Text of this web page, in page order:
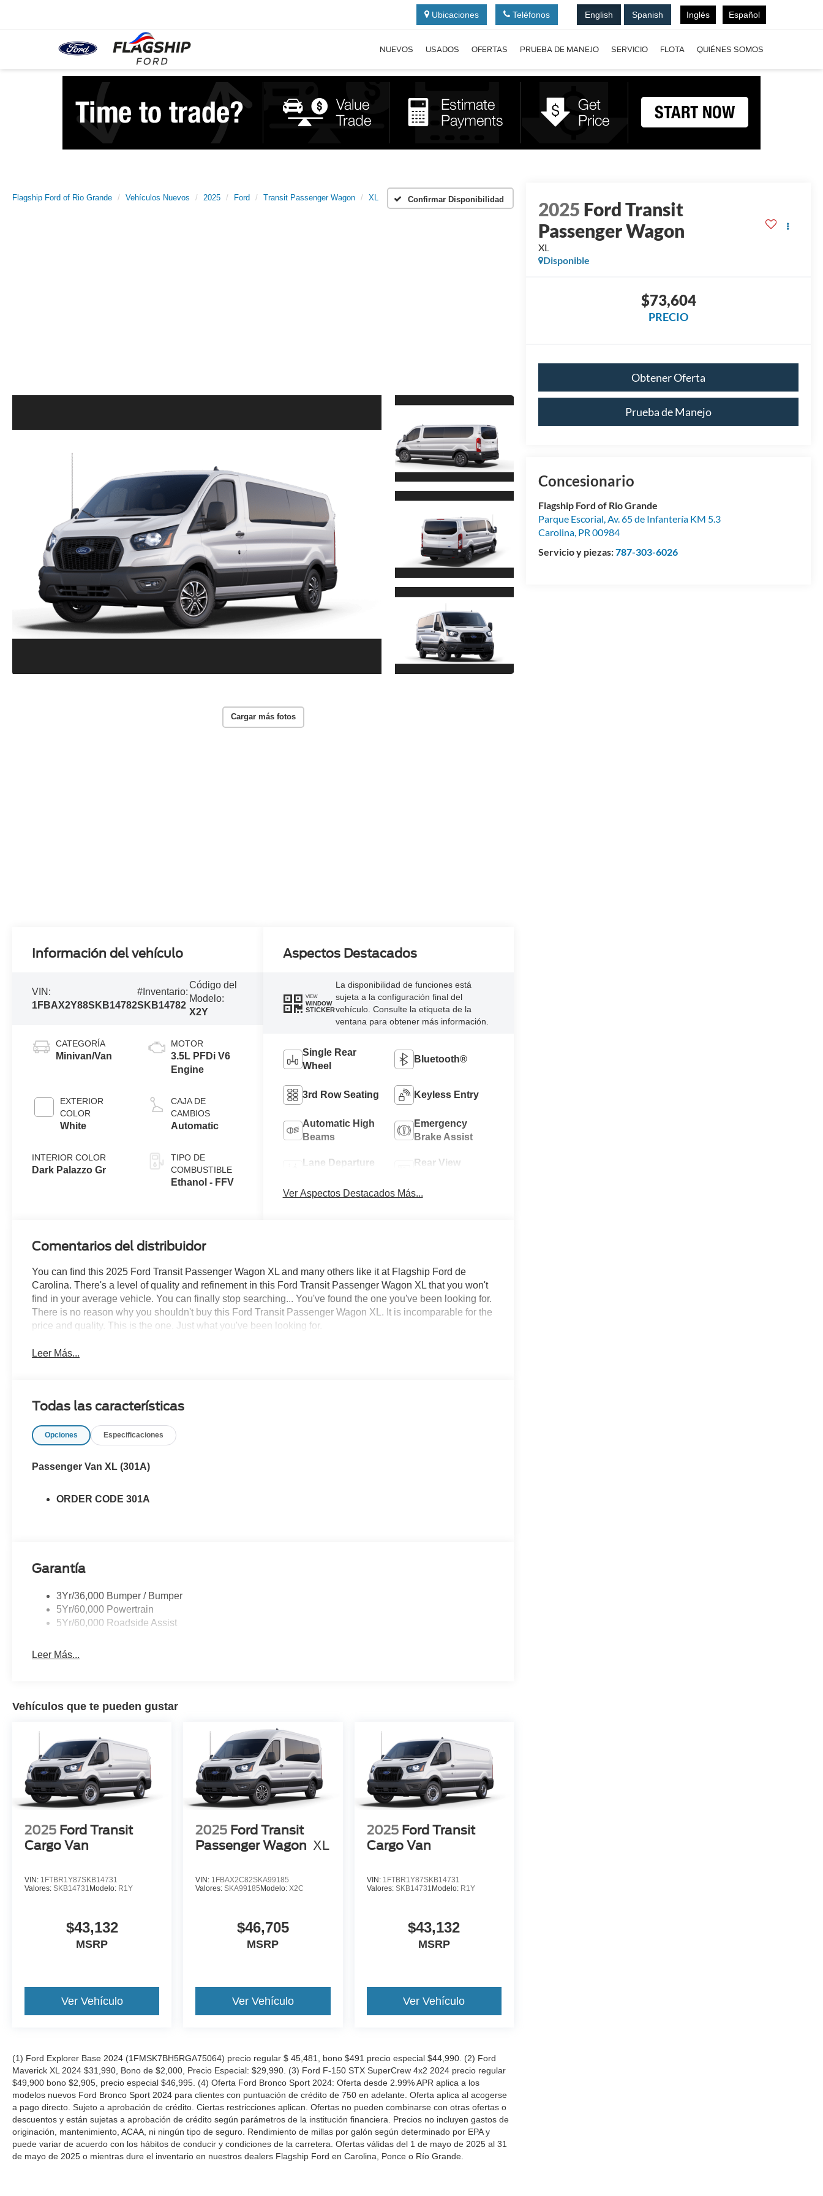
Ubicaciones Teléfonos English Spanish Inglés Español
NUEVOS USADOS OFERTAS PRUEBA DE MANEJO SERVICIO FLOTA QUIÉNES SOMOS
Flagship Ford of Rio Grande Vehículos Nuevos 2025 Ford Transit Passenger Wagon XL Confirmar Disponibilidad
Cargar más fotos
2025 Ford Transit
Passenger Wagon
XL
Disponible
$73,604
PRECIO
Obtener Oferta
Prueba de Manejo
Concesionario
Flagship Ford of Rio Grande
Parque Escorial, Av. 65 de Infantería KM 5.3
Carolina, PR 00984
Servicio y piezas:787-303-6026
Información del vehículo
VIN:
1FBAX2Y88SKB14782
#Inventario:
SKB14782
Código del
Modelo:
X2Y
CATEGORÍA
Minivan/Van
EXTERIOR
COLOR
White
INTERIOR COLOR
Dark Palazzo Gr
MOTOR
3.5L PFDi V6
Engine
CAJA DE
CAMBIOS
Automatic
TIPO DE
COMBUSTIBLE
Ethanol - FFV
Aspectos Destacados
VIEW
WINDOW
STICKER
La disponibilidad de funciones está
sujeta a la configuración final del
vehículo. Consulte la etiqueta de la
ventana para obtener más información.
Single Rear
Wheel
Bluetooth®
3rd Row Seating Keyless Entry
Automatic High
Beams
Emergency
Brake Assist
Lane Departure
Rear View
Ver Aspectos Destacados Más...
Comentarios del distribuidor
You can find this 2025 Ford Transit Passenger Wagon XL and many others like it at Flagship Ford de
Carolina. There's a level of quality and refinement in this Ford Transit Passenger Wagon XL that you won't
find in your average vehicle. You can finally stop searching... You've found the one you've been looking for.
There is no reason why you shouldn't buy this Ford Transit Passenger Wagon XL. It is incomparable for the
price and quality. This is the one. Just what you've been looking for.
Leer Más...
Todas las características
Opciones Especificaciones
Passenger Van XL (301A)
ORDER CODE 301A
Garantía
3Yr/36,000 Bumper / Bumper
5Yr/60,000 Powertrain
5Yr/60,000 Roadside Assist
Leer Más...
Vehículos que te pueden gustar
2025 Ford Transit
Cargo Van
VIN: 1FTBR1Y87SKB14731
Valores: SKB14731 Modelo: R1Y
$43,132
MSRP
Ver Vehículo
2025 Ford Transit
Passenger Wagon XL
VIN: 1FBAX2C82SKA99185
Valores:SKA99185 Modelo:X2C
$46,705
MSRP
Ver Vehículo
2025 Ford Transit
Cargo Van
VIN: 1FTBR1Y87SKB14731
Valores: SKB14731 Modelo: R1Y
$43,132
MSRP
Ver Vehículo
(1) Ford Explorer Base 2024 (1FMSK7BH5RGA75064) precio regular $ 45,481, bono $491 precio especial $44,990. (2) Ford
Maverick XL 2024 $31,990, Bono de $2,000, Precio Especial: $29,990. (3) Ford F-150 STX SuperCrew 4x2 2024 precio regular
$49,900 bono $2,905, precio especial $46,995. (4) Oferta Ford Bronco Sport 2024: Oferta desde 2.99% APR aplica a los
modelos nuevos Ford Bronco Sport 2024 para clientes con puntuación de crédito de 750 en adelante. Oferta aplica al acogerse
a pago directo. Sujeto a aprobación de crédito. Ciertas restricciones aplican. Ofertas no pueden combinarse con otras ofertas o
descuentos y están sujetas a aprobación de crédito según parámetros de la institución financiera. Precios no incluyen gastos de
originación, mantenimiento, ACAA, ni ningún tipo de seguro. Rendimiento de millas por galón según determinado por EPA y
puede variar de acuerdo con los hábitos de conducir y condiciones de la carretera. Ofertas válidas del 1 de mayo de 2025 al 31
de mayo de 2025 o mientras dure el inventario en nuestros dealers Flagship Ford en Carolina, Ponce o Río Grande.